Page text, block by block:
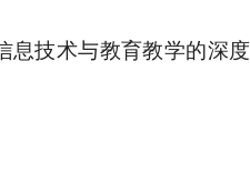
息技术与教育教学的深度